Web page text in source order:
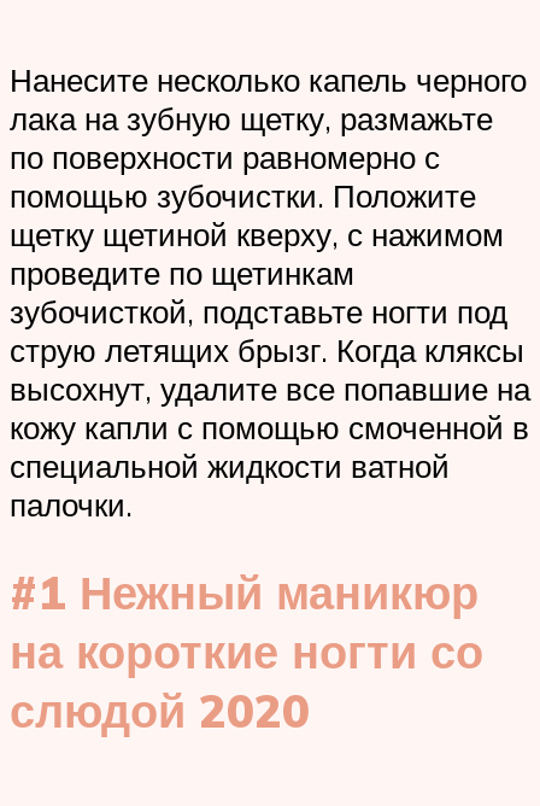
Нанесите несколько капель черного
лака на зубную щетку, размажьте
по поверхности равномерно с
помощью зубочистки. Положите
щетку щетиной кверху, с нажимом
проведите по щетинкам
зубочисткой, подставьте ногти под
струю летящих брызг. Когда кляксы
высохнут, удалите все попавшие на
кожу капли с помощью смоченной в
специальной жидкости ватной
палочки.
#1 Нежный маникюр
на короткие ногти со
слюдой 2020